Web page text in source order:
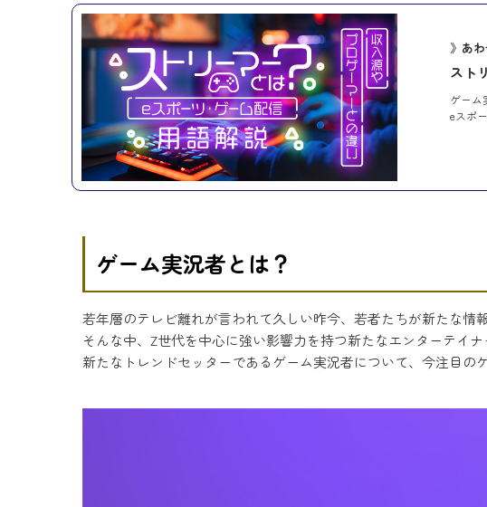
》あ
スト
ゲーム
eスポ
ゲーム実況者とは？
若年層のテレビ離れが言われて久しい昨今、若者たちが新たな情
そんな中、Z世代を中心に強い影響力を持つ新たなエンターテイ
新たなトレンドセッターであるゲーム実況者について、今注目の